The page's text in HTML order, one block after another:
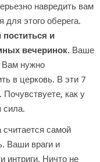
навредить вам
этого оберега.
и
вечеринок. Ваше
нужно
в церковь. В эти 7
как у
сила.
самой
Ваши враги и
интриги. Ничто не